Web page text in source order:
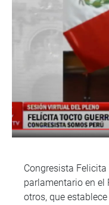
Congresista
parlamentario en el
otros, que